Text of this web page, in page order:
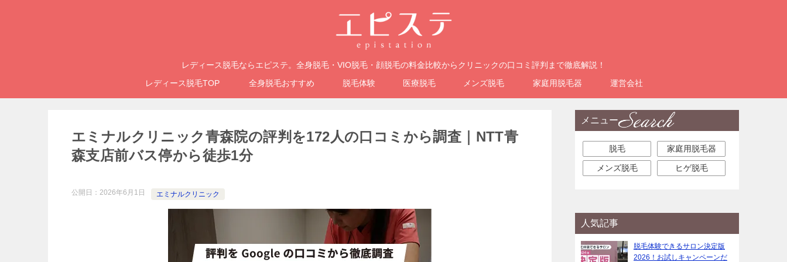
レディース脱毛ならエピステ。全身脱毛・VIO脱毛・顔脱毛の料金比較からクリニックの口コミ評判まで徹底解説！
レディース脱毛TOP
全身脱毛おすすめ 脱毛体験 医療脱毛 メンズ脱毛 家庭用脱毛器 運営会社
エミナルクリニック青森院の評判を172人の口コミから調査｜NTT青
森支店前バス停から徒歩1分
公開日： 2026年6月1日 エミナルクリニック
メニュー
脱毛 家庭用脱毛器
メンズ脱毛 ヒゲ脱毛
人気記事
脱毛体験できるサロン決定版
2026！お試しキャンペーンだ